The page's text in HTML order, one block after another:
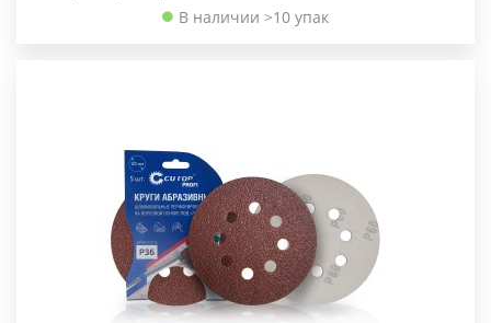
В наличии >10 упак